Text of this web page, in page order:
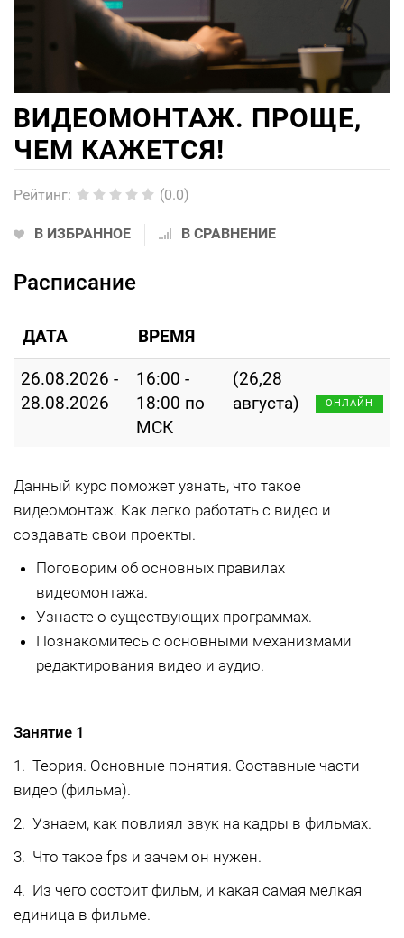
ВИДЕОМОНТАЖ. ПРОЩЕ,
ЧЕМ КАЖЕТСЯ!
Рейтинг: (0.0)
В ИЗБРАННОЕ В СРАВНЕНИЕ
Расписание
ДАТА ВРЕМЯ
26.08.2026 -
28.08.2026
16:00 -
18:00 по
МСК
(26,28
августа)
ОНЛАЙН
Данный курс поможет узнать, что такое
видеомонтаж. Как легко работать с видео и
создавать свои проекты.
Поговорим об основных правилах
видеомонтажа.
Узнаете о существующих программах.
Познакомитесь с основными механизмами
редактирования видео и аудио.
Занятие 1
1. Теория. Основные понятия. Составные части
видео (фильма).
2. Узнаем, как повлиял звук на кадры в фильмах.
3. Что такое fps и зачем он нужен.
4. Из чего состоит фильм, и какая самая мелкая
единица в фильме.